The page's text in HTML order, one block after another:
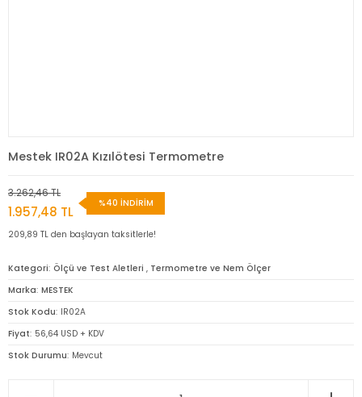
Mestek IR02A Kızılötesi Termometre
3.262,46 TL
1.957,48 TL
%40 İNDİRİM
209,89 TL den başlayan taksitlerle!
Kategori Ölçü ve Test Aletleri , Termometre ve Nem Ölçer
Marka MESTEK
Stok Kodu IR02A
Fiyat 56,64 USD + KDV
Stok Durumu Mevcut